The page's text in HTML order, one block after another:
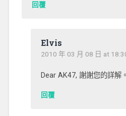
回覆
Elvis
2010 年 03 月 08 日 at
Dear AK47, 謝謝您的詳解
回覆